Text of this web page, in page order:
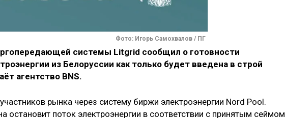
Фото: Игорь Самохвалов / ПГ
системы Litgrid сообщил о готовности
из Белоруссии как только будет введена в строй
агентство BNS.
рынка через систему биржи электроэнергии Nord Pool.
остановит поток электроэнергии в соответствии с принятым сеймом